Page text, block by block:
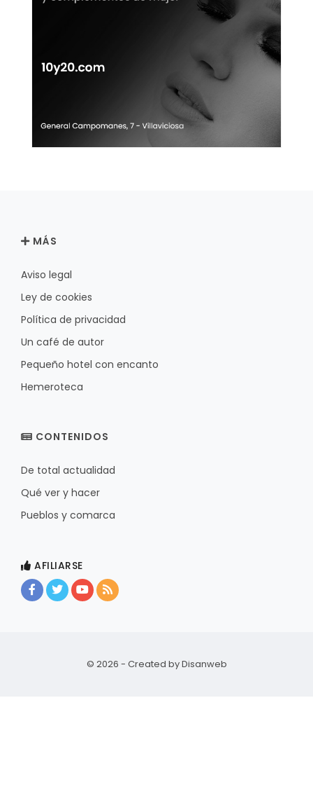
MÁS
Aviso legal
Ley de cookies
Política de privacidad
Un café de autor
Pequeño hotel con encanto
Hemeroteca
CONTENIDOS
De total actualidad
Qué ver y hacer
Pueblos y comarca
AFILIARSE
© 2026 - Created byDisanweb